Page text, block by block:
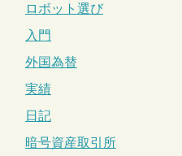
ロボット選び
入門
外国為替
実績
日記
暗号資産取引所